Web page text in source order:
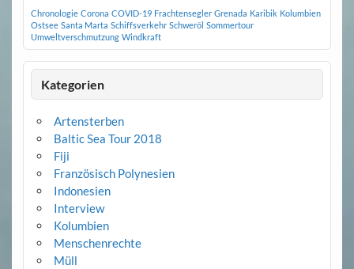
Chronologie Corona COVID-19 Frachtensegler Grenada Karibik Kolumbien
Ostsee Santa Marta Schiffsverkehr Schweröl Sommertour
Umweltverschmutzung Windkraft
Kategorien
Artensterben
Baltic Sea Tour 2018
Fiji
Französisch Polynesien
Indonesien
Interview
Kolumbien
Menschenrechte
Müll